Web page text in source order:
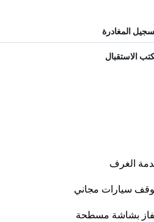
المغادرة
الاستقبال
الغرف
سيارات مجاني
بشاشة مسطحة